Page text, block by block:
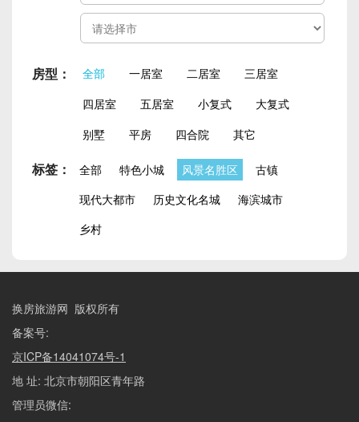
房型： 全部 一居室 二居室
三居室
四居室
五居室 小复式
大复式
别墅
平房 四合院 其它
标签： 全部 特色小城 风景名胜区
古镇
现代大都市
历史文化名城
海滨城市
乡村
换房旅游网 版权所有
备案号:
京ICP备14041074号-1
地 址: 北京市朝阳区青年路
管理员微信: